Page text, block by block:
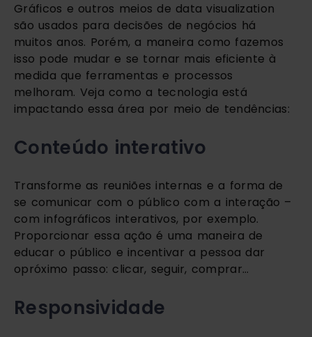
Gráficos e outros meios de data visualization
são usados para decisões de negócios há
muitos anos. Porém, a maneira como fazemos
isso pode mudar e se tornar mais eficiente à
medida que ferramentas e processos
melhoram. Veja como a tecnologia está
impactando essa área por meio de tendências:
Conteúdo interativo
Transforme as reuniões internas e a forma de
se comunicar com o público com a interação –
com infográficos interativos, por exemplo.
Proporcionar essa ação é uma maneira de
educar o público e incentivar a pessoa dar
opróximo passo: clicar, seguir, comprar…
Responsividade